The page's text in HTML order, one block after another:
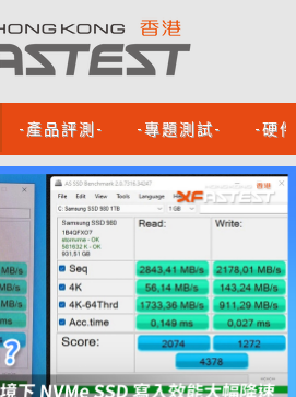
-產品評測- -專題測試- -硬